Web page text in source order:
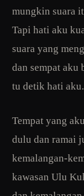
mungkin suara
Tapi hati aku
suara yang
dan sempat aku
tu detik hati aku.
Tempat yang
dulu dan ramai
kemalangan-
kawasan Ulu